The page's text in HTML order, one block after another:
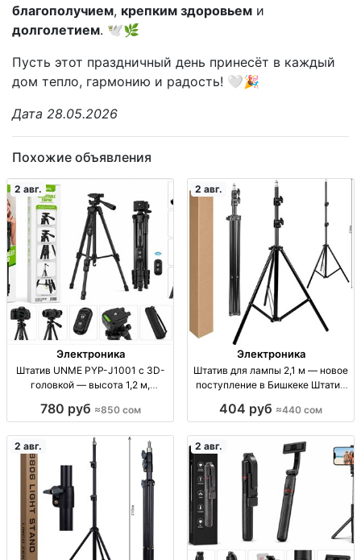
благополучием, крепким здоровьем и
долголетием. 🕊️🌿
Пусть этот праздничный день принесёт в каждый
дом тепло, гармонию и радость! 🤍🎉
Дата 28.05.2026
Похожие объявления
2 авг.
Электроника
Штатив UNME PYP-J1001 с 3D-
головкой — высота 1,2 м,
PYP-J1001, 3D-головка, высота
быстросъемная площадка 1/4,
780 руб ≈850 сом
2 авг.
Электроника
Штатив для лампы 2,1 м — новое
поступление в Бишкеке Штатив
Бишкек
404 руб ≈440 сом
2 авг. 2 авг.